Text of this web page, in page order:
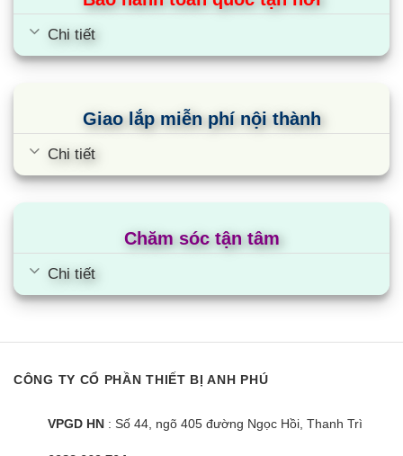
Chính vì thếđiều hòa Aqua
hơn từ 20-30%so với các siêu thị điện máy bên ngoài.
Chi tiết
Giao lắp miễn phí nội thành
Chi tiết
Chăm sóc tận tâm
Chi tiết
CÔNG TY CỔ PHẦN THIẾT BỊ ANH PHÚ
VPGD HN : Số 44, ngõ 405 đường Ngọc Hồi, Thanh Trì